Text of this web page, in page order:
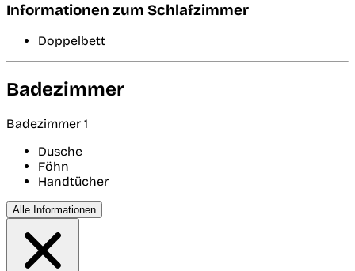
Informationen zum Schlafzimmer
Doppelbett
Badezimmer
Badezimmer 1
Dusche
Föhn
Handtücher
Alle Informationen